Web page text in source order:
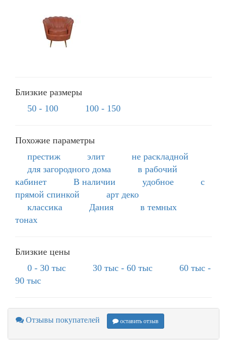
Близкие размеры
50 - 100
100 - 150
Похожие параметры
престиж
элит
не раскладной
для загородного дома
в рабочий
кабинет
В наличии удобное
с
прямой спинкой
арт деко
классика
Дания
в темных
тонах
Близкие цены
0 - 30 тыс
30 тыс - 60 тыс
60 тыс -
90 тыс
Отзывы покупателей оставить отзыв